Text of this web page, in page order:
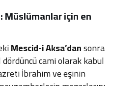
Müslümanlar için en
Mescid-i Aksa’dansonra
cami olarak kabul
İbrahim ve eşinin